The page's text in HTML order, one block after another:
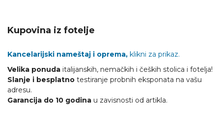
Kupovina iz fotelje
Kancelarijski nameštaj i oprema, klikni za prikaz.
Velika ponuda italijanskih, nemačkih i čeških stolica i fotelja!
Slanje i besplatno testiranje probnih eksponata na vašu
adresu.
Garancija do 10 godina u zavisnosti od artikla.